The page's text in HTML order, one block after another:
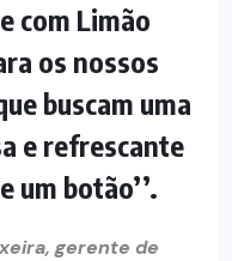
com Limão
os nossos
buscam uma
e refrescante
um botão’’.
gerente de